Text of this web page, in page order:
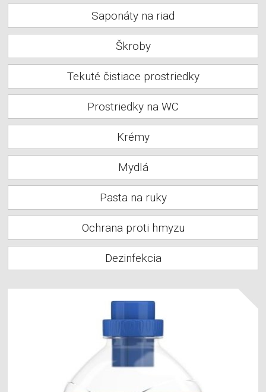
Saponáty na riad
Škroby
Tekuté čistiace prostriedky
Prostriedky na WC
Krémy
Mydlá
Pasta na ruky
Ochrana proti hmyzu
Dezinfekcia